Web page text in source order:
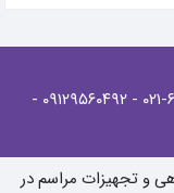
- ۰۹۱۲۹۵۶۰۴۹۲
-
و تجهیزات مراسم در